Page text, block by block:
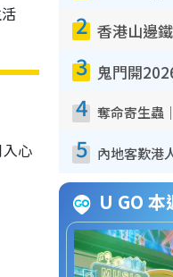
心
2
3
4
5
U GO